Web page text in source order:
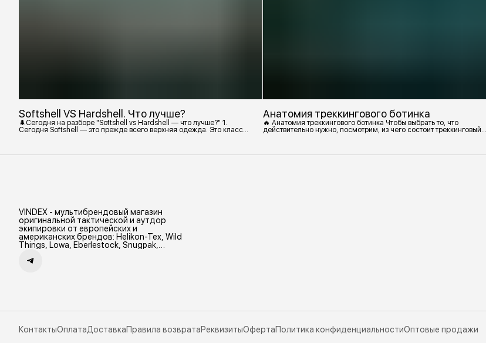
Softshell VS Hardshell. Что лучше?
🌲Сегодня на разборе "Softshell vs Hardshell — что лучше?" 1.
Сегодня Softshell — это прежде всего верхняя одежда. Это класс
Анатомия треккингового ботинка
🔥 Анатомия треккингового ботинка Чтобы выбрать то, что
действительно нужно, посмотрим, из чего состоит треккинговый
VINDEX - мультибрендовый магазин
оригинальной тактической и аутдор
экипировки от европейских и
американских брендов: Helikon-Tex, Wild
Things, Lowa, Eberlestock, Snugpak,
КонтактыОплатаДоставкаПравила возвратаРеквизитыОфертаПолитика конфиденциальностиОптовые продажи